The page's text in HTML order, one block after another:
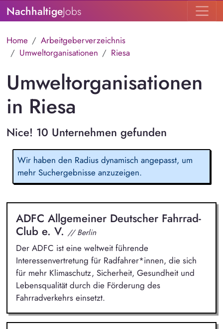
NachhaltigeJobs
Home
Arbeitgeberverzeichnis
Umweltorganisationen
Riesa
Umweltorganisationen
in Riesa
Nice! 10 Unternehmen gefunden
Wir haben den Radius dynamisch angepasst, um
mehr Suchergebnisse anzuzeigen.
ADFC Allgemeiner Deutscher Fahrrad-
Club e. V. // Berlin
Der ADFC ist eine weltweit führende
Interessenvertretung für Radfahrer*innen, die sich
für mehr Klimaschutz, Sicherheit, Gesundheit und
Lebensqualität durch die Förderung des
Fahrradverkehrs einsetzt.